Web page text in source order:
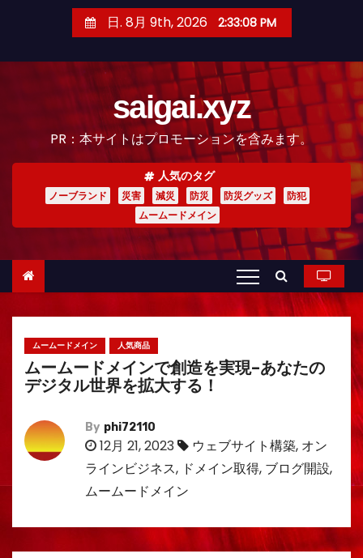
日. 8月 9th, 2026 2:33:09 PM
saigai.xyz
PR：本サイトはプロモーションを含みます。
人気のタグ
ノーブランド 災害 減災 防災 防災グッズ
防犯
ムームードメイン
ムームードメイン 人気商品
ムームードメインで創造を実現–あなたの
デジタル世界を拡大する！
By phi72110
12月 21, 2023 ウェブサイト構築, オン
ラインビジネス, ドメイン取得, ブログ開設,
ムームードメイン